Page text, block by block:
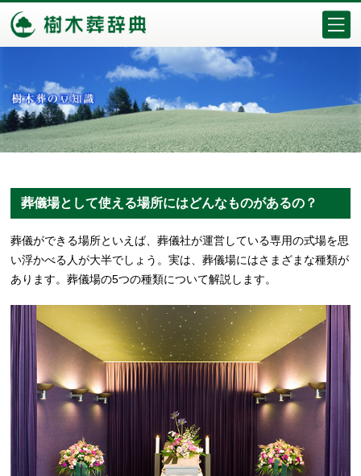
葬儀場として使える場所にはどんなものがあるの？
葬儀ができる場所といえば、葬儀社が運営している専用の式場を思
い浮かべる人が大半でしょう。実は、葬儀場にはさまざまな種類が
あります。葬儀場の5つの種類について解説します。